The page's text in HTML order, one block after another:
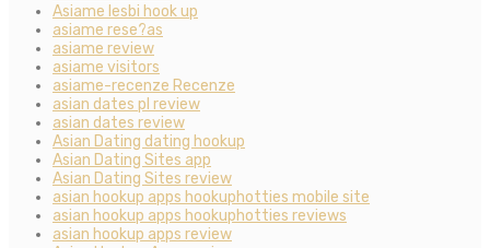
Asiame lesbi hook up
asiame rese?as
asiame review
asiame visitors
asiame-recenze Recenze
asian dates pl review
asian dates review
Asian Dating dating hookup
Asian Dating Sites app
Asian Dating Sites review
asian hookup apps hookuphotties mobile site
asian hookup apps hookuphotties reviews
asian hookup apps review